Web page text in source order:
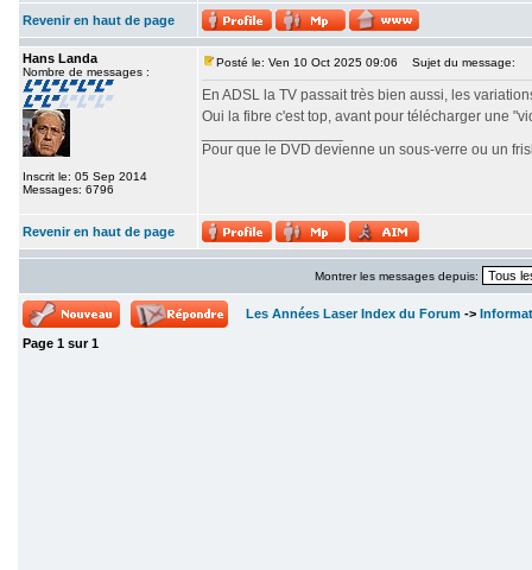
Revenir en haut de page
Hans Landa
Nombre de messages :
Inscrit le: 05 Sep 2014
Messages: 6796
Posté le: Ven 10 Oct 2025 09:06 Sujet du message:
En ADSL la TV passait très bien aussi, les
Oui la fibre c'est top, avant pour télécharger une
Pour que le DVD devienne un sous-verre ou un
Revenir en haut de page
Montrer les messages depuis:
Les Années Laser Index du Forum ->
Page 1 sur1